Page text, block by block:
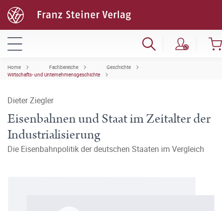
Home Fachbereiche
Geschichte
Wirtschafts- und Unternehmensgeschichte
Dieter Ziegler
Eisenbahnen und Staat im Zeitalter der
Industrialisierung
Die Eisenbahnpolitik der deutschen Staaten im Vergleich